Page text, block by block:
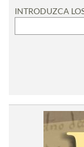
INTRODUZCA